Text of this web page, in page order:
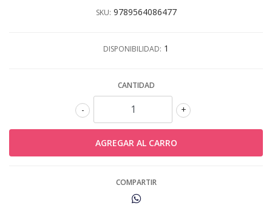
SKU: 9789564086477
DISPONIBILIDAD: 1
CANTIDAD
+
-
COMPARTIR